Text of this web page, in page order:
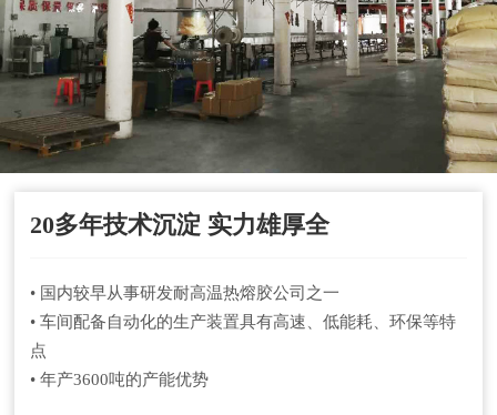
20多年技术沉淀 实力雄厚全
• 国内较早从事研发耐高温热熔胶公司之一
• 车间配备自动化的生产装置具有高速、低能耗、环保等特
点
• 年产3600吨的产能优势